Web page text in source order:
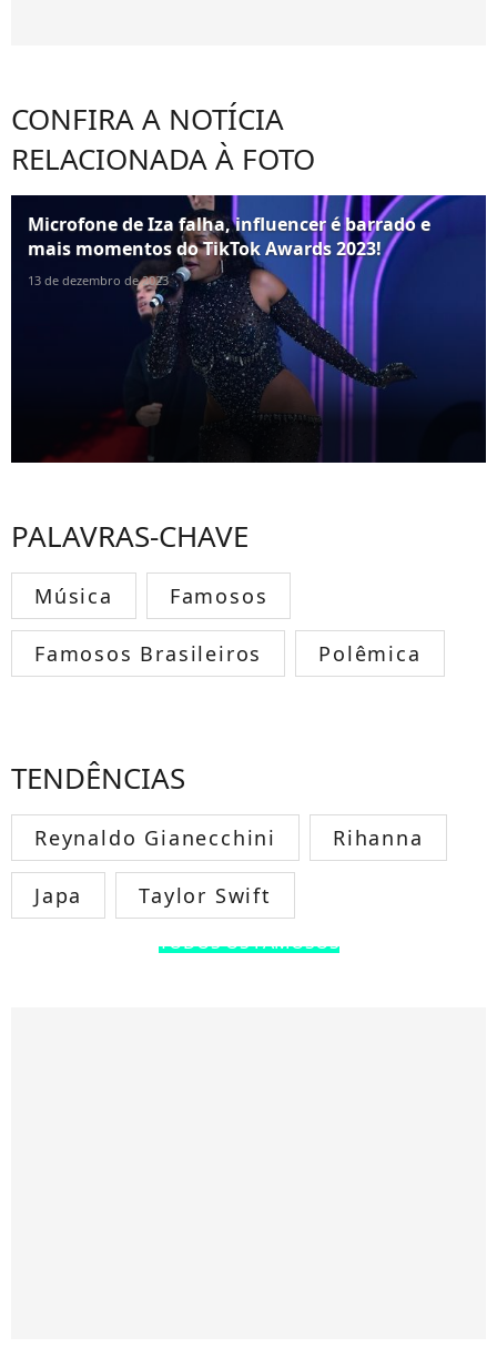
CONFIRA A NOTÍCIA
RELACIONADA À FOTO
Microfone de Iza falha, influencer é barrado e
mais momentos do TikTok Awards 2023!
13 de dezembro de 2023
PALAVRAS-CHAVE
Música Famosos
Famosos Brasileiros Polêmica
TENDÊNCIAS
Reynaldo Gianecchini Rihanna
Japa Taylor Swift
TODOS OS FAMOSOS